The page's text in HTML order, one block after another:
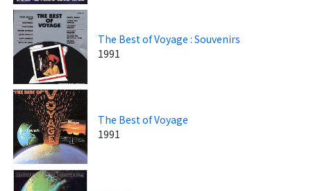
The Best of Voyage : Souvenirs
1991
The Best of Voyage
1991